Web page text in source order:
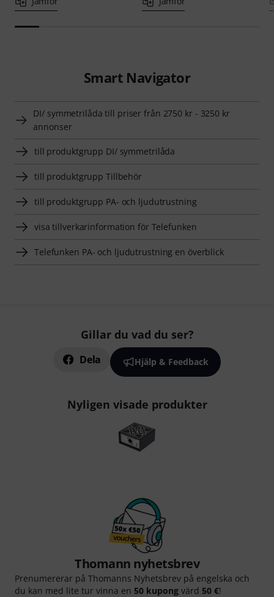
Smart Navigator
DI/ symmetrilåda till priser från 2750 kr - 3250 kr
annonser
till produktgrupp DI/ symmetrilåda
till produktgrupp Tillbehör
till produktgrupp PA- och ljudutrustning
visa tillverkarinformation för Telefunken
Telefunken PA- och ljudutrustning en överblick
Gillar du vad du ser?
Dela Hjälp & Feedback
Nyligen visade produkter
Thomann nyhetsbrev
Prenumererar på Thomanns Nyhetsbrev på engelska och
du kan med lite tur vinna en 50 kupong värd 50 €!